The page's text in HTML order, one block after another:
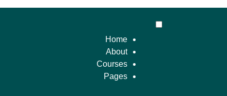
Home
About
Courses
Pages